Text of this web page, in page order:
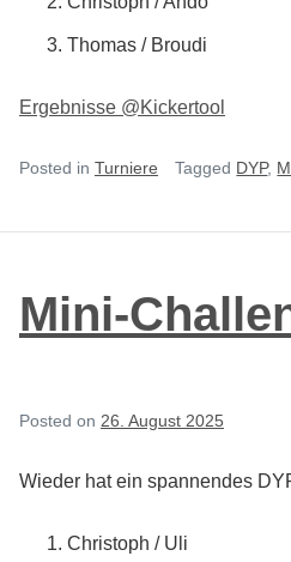
Thomas / Broudi
Ergebnisse @Kickertool
Posted in Turniere Tagged DYP,
Mini-
Posted on 26. August 2025
Wieder hat ein spannendes
Christoph / Uli